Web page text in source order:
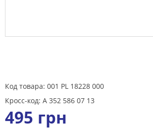
Код товара: 001 PL 18228 000
Кросс-код: A 352 586 07 13
495 грн